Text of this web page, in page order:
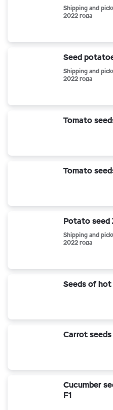
Shipping and
2022 года
Seed
Shipping and
2022 года
Tomato
Tomato
Potato seed
Shipping and
2022 года
Seeds of
Carrot
Cucumber
F1